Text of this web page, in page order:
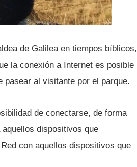
de Galilea en tiempos bí­blicos,
la conexión a Internet es posible
pasear al visitante por el parque.
de conectarse, de forma
dispositivos que
con aquellos dispositivos que